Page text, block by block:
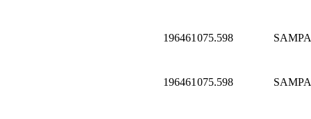
196461 075.598 SAMPA
196461 075.598 SAMPA